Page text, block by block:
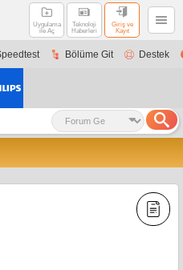
Uygulama
ile Aç
Teknoloji
Haberleri
Giriş ve
Kayıt
Bölüme Git Destek